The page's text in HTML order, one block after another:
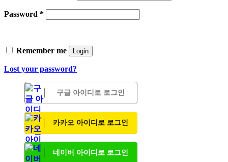
Password *
Remember me Login
Lost your password?
구글 아이디로 로그인
카카오 아이디로 로그인
네이버 아이디로 로그인